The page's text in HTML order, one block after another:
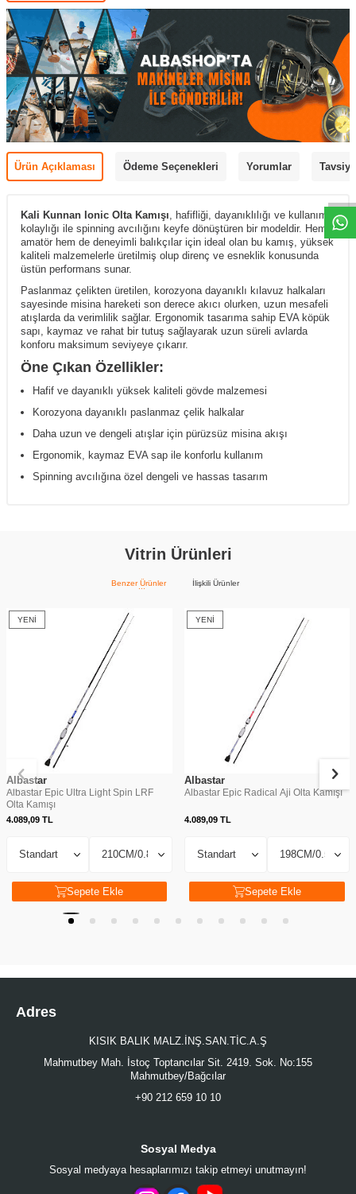
Ürün Açıklaması Ödeme Seçenekleri Yorumlar
Kali Kunnan Ionic Olta Kamışı , hafifliği, dayanıklılığı ve kullanım
kolaylığı ile spinning avcılığını keyfe dönüştüren bir modeldir. Hem
amatör hem de deneyimli balıkçılar için ideal olan bu kamış, yüksek
kaliteli malzemelerle üretilmiş olup direnç ve esneklik konusunda
üstün performans sunar.
Paslanmaz çelikten üretilen, korozyona dayanıklı kılavuz halkaları
sayesinde misina hareketi son derece akıcı olurken, uzun mesafeli
atışlarda da verimlilik sağlar. Ergonomik tasarıma sahip EVA köpük
sapı, kaymaz ve rahat bir tutuş sağlayarak uzun süreli avlarda
konforu maksimum seviyeye çıkarır.
Öne Çıkan Özellikler:
Hafif ve dayanıklı yüksek kaliteli gövde malzemesi
Korozyona dayanıklı paslanmaz çelik halkalar
Daha uzun ve dengeli atışlar için pürüzsüz misina akışı
Ergonomik, kaymaz EVA sap ile konforlu kullanım
Spinning avcılığına özel dengeli ve hassas tasarım
Vitrin Ürünleri
Benzer Ürünler İlişkili Ürünler
YENI
Albastar
Albastar Epic Ultra Light Spin LRF
Olta Kamışı
4.089,09 TL
Sepete Ekle
YENI
Albastar
Albastar Epic Radical Aji Olta Kamışı
4.089,09TL
Sepete Ekle
Adres
KISIK BALIK MALZ.İNŞ.SAN.TİC.A.Ş
Mahmutbey Mah. İstoç Toptancılar Sit. 2419. Sok. No:155
Mahmutbey/Bağcılar
+90 212 659 10 10
Sosyal Medya
Sosyal medyaya hesaplarımızı takip etmeyi unutmayın!